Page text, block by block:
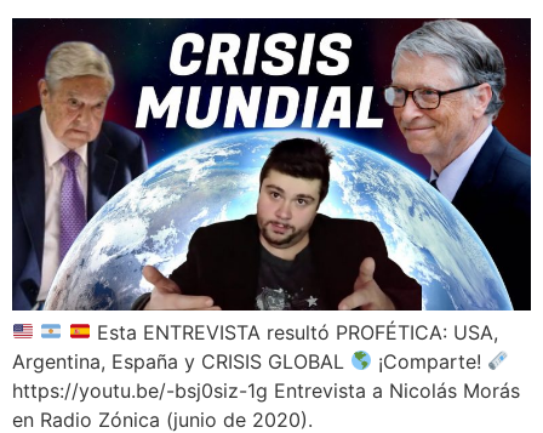
Esta ENTREVISTA resultó PROFÉTICA: USA,
Argentina, España y CRISIS GLOBAL
¡Comparte!
https://youtu.be/-bsj0siz-1g Entrevista a Nicolás Morás
en Radio Zónica (junio de 2020).